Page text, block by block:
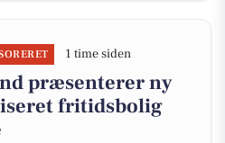
1 time siden
præsenterer ny
fritidsbolig